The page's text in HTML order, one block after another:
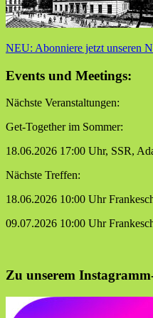
NEU: Abonniere jetzt unseren
Events und Meetings:
Nächste Veranstaltungen:
Get-Together im Sommer:
18.06.2026 17:00 Uhr, SSR,
Nächste Treffen:
18.06.2026 10:00 Uhr
09.07.2026 10:00 Uhr
Zu unserem